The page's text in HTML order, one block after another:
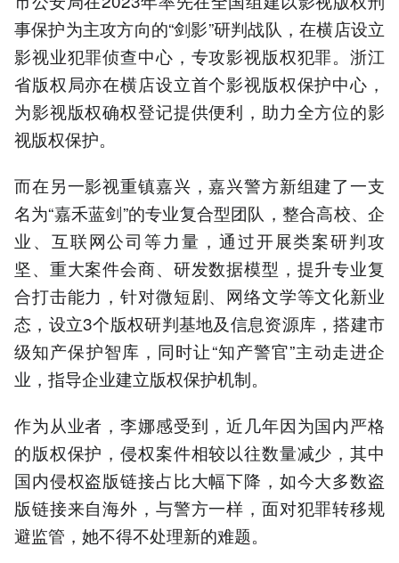
事保护为主攻方向的“剑影”研判战队，在横店设立
影视业犯罪侦查中心，专攻影视版权犯罪。浙江
省版权局亦在横店设立首个影视版权保护中心，
为影视版权确权登记提供便利，助力全方位的影
视版权保护。
而在另一影视重镇嘉兴，嘉兴警方新组建了一支
名为“嘉禾蓝剑”的专业复合型团队，整合高校、企
业、互联网公司等力量，通过开展类案研判攻
坚、重大案件会商、研发数据模型，提升专业复
合打击能力，针对微短剧、网络文学等文化新业
态，设立3个版权研判基地及信息资源库，搭建市
级知产保护智库，同时让“知产警官”主动走进企
业，指导企业建立版权保护机制。
作为从业者，李娜感受到，近几年因为国内严格
的版权保护，侵权案件相较以往数量减少，其中
国内侵权盗版链接占比大幅下降，如今大多数盗
版链接来自海外，与警方一样，面对犯罪转移规
避监管，她不得不处理新的难题。